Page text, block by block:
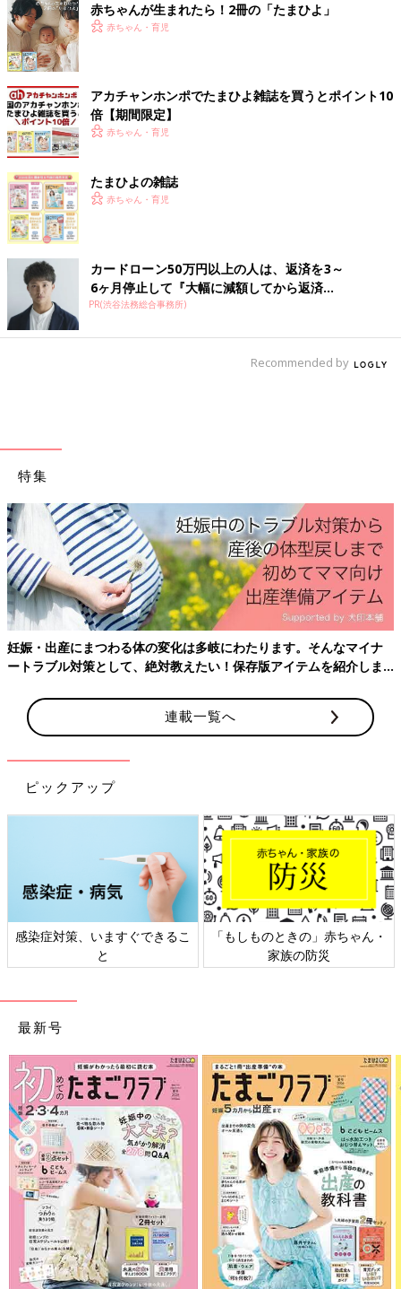
付けるようにしないといけませんね。
（文・井上裕紀子）
３万円」「12年前のおさがりを渡そうと
する義姉」……ギクシャクが止まらな
い！ 義きょうだいとのモヤモヤエピソ
「たまひよ」アプリユーザーに「あなたは義理
のきょうだいと喧嘩をしたり、馬が合わなくて
モヤっとしたり、言動を不満に思ったことはあ
届きました。２児の母であり、子育てアドバイ
ザーの長島ともこさんに聞きました。
■文中のコメントはすべて、『ウィメンズパーク』（2022年1月
末まで）の投稿からの抜粋です。
※この記事は「たまひよONLINE」で過去に公開されたもので
す。
※記事の内容は記事執筆当時の情報であり、現在と異なる場合が
あります。
赤ちゃんが生まれたら！2冊の「たまひよ」
赤ちゃん・育児
アカチャンホンポでたまひよ雑誌を買うとポイント10
倍【期間限定】
赤ちゃん・育児
たまひよの雑誌
赤ちゃん・育児
カードローン50万円以上の人は、返済を3～
6ヶ月停止して『大幅に減額してから返済...
PR(渋谷法務総合事務所)
Recommended by
特集
妊娠・出産にまつわる体の変化は多岐にわたります。そんなマイナ
ートラブル対策として、絶対教えたい！保存版アイテムを紹介しま
連載一覧へ
ピックアップ
感染症対策、いますぐできるこ
と
「もしものときの」赤ちゃん・
家族の防災
最新号